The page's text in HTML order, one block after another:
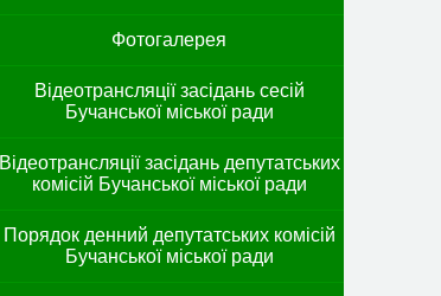
Фотогалерея
Відеотрансляції засідань сесій
Бучанської міської ради
Відеотрансляції засідань депутатських
комісій Бучанської міської ради
Порядок денний депутатських комісій
Бучанської міської ради